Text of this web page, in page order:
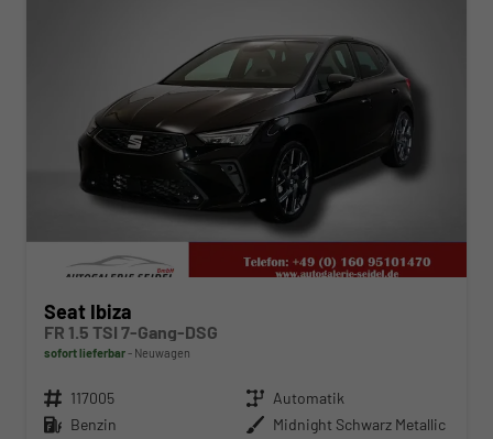
Seat Ibiza
FR 1.5 TSI 7-Gang-DSG
sofort lieferbar Neuwagen
Fahrzeugnr. 117005 Getriebe Automatik
Kraftstoff Benzin Außenfarbe Midnight Schwarz Metallic